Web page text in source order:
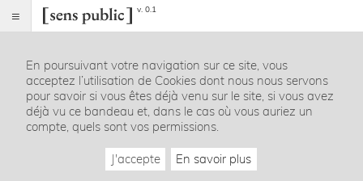
v. 0.1
Index
Article
Notes
En poursuivant votre navigation sur ce site, vous
acceptez l’utilisation de Cookies dont nous nous servons
pour savoir si vous êtes déjà venu sur le site, si vous avez
déjà vu ce bandeau et, dans le cas où vous auriez un
compte, quels sont vos permissions.
J'accepte En savoir plus